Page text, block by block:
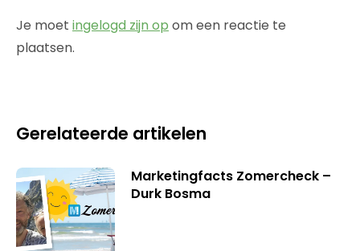
Je moet ingelogd zijn op om een reactie te
plaatsen.
Gerelateerde artikelen
Marketingfacts Zomercheck –
Durk Bosma